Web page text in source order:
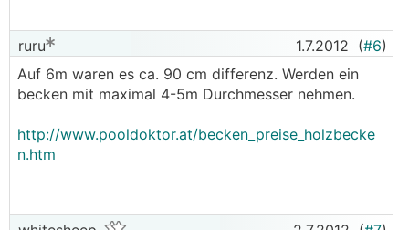
ruru 1.7.2012 (#6)
Auf 6m waren es ca. 90 cm differenz. Werden ein
becken mit maximal 4-5m Durchmesser nehmen.
http://www.pooldoktor.at/becken_preise_holzbecke
n.htm